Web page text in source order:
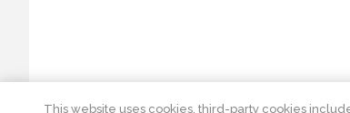
This website uses cookies, third-party cookies